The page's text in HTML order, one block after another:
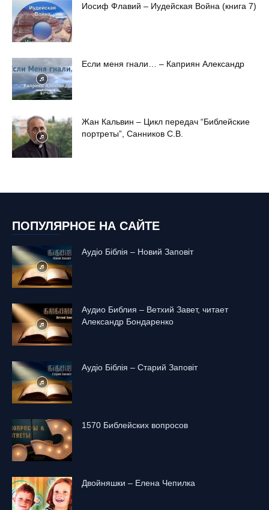
Иосиф Флавий – Иудейская Война (книга 7)
Если меня гнали… – Каприян Александр
Жан Кальвин – Цикл передач “Библейские
портреты”, Санников С.В.
ПОПУЛЯРНОЕ НА САЙТЕ
Аудіо Біблія – Новий Заповіт
Аудио Библия – Ветхий Завет, читает
Александр Бондаренко
Аудіо Біблія – Старий Заповіт
1570 Библейских вопросов
Двойняшки – Елена Чепилка